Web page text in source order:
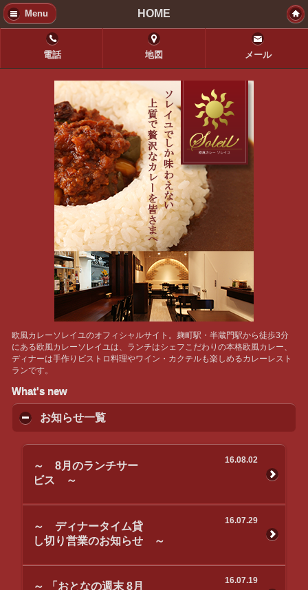
Menu HOME
電話 地図 メール
欧風カレーソレイユのオフィシャルサイト。麹町駅・半蔵門駅から徒歩3分
にある欧風カレーソレイユは、ランチはシェフこだわりの本格欧風カレー、
ディナーは手作りビストロ料理やワイン・カクテルも楽しめるカレーレスト
ランです。
What's new
お知らせ一覧
16.08.02
～ 8月のランチサー
ビス ～
16.07.29
～ ディナータイム貸
し切り営業のお知らせ ～
16.07.19
～ 「おとなの週末 8月